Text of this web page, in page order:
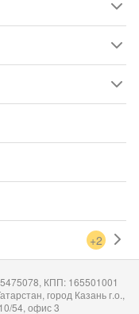
+2
КПП: 165501001
город Казань г.о.,
54, офис 3